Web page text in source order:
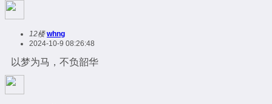
12楼 whng
2024-10-9 08:26:48
以梦为马，不负韶华